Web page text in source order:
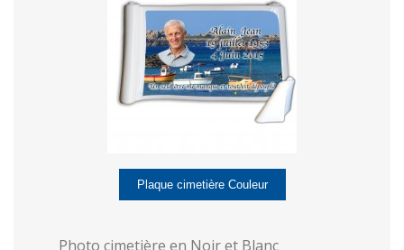
Plaque cimetière Couleur
Photo cimetière en Noir et Blanc